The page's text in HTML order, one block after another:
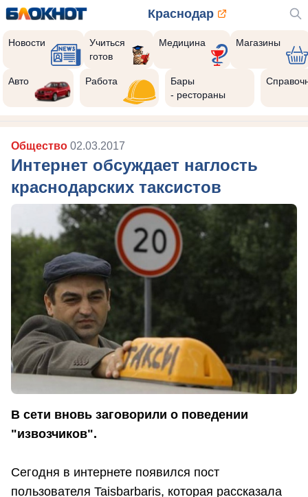
Краснодар
Новости
Учиться
готов
Медицина Магазины
Авто Работа
Бары
- рестораны
Общество 02.03.2017
Интернет обсуждает наглость
краснодарских таксистов
В сети вновь заговорили о поведении
"извозчиков".
Сегодня в интернете появился пост
пользователя Taisbarbaris, которая рассказала